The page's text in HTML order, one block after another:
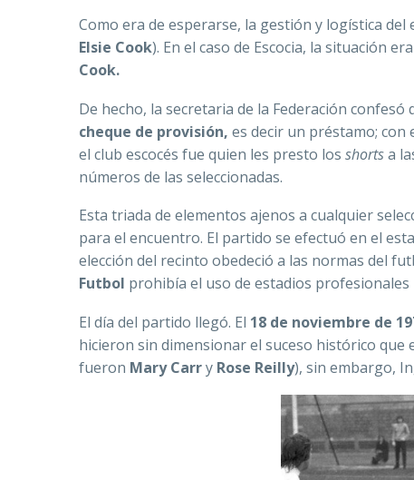
Como era de esperarse, la gestión y logística
Elsie Cook). En el caso de Escocia, la situación
Cook.
De hecho, la secretaria de la Federación
cheque de provisión, es decir un préstamo; con
el club escocés fue quien les presto los shortsa
números de las seleccionadas.
Esta triada de elementos ajenos a cualquier
para el encuentro. El partido se efectuó en el
elección del recinto obedeció a las normas del
Futbol prohibía el uso de estadios
El día del partido llegó. El 18 de noviembre de
hicieron sin dimensionar el suceso histórico que
fueron Mary Carry Rose Reilly), sin embargo,